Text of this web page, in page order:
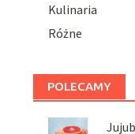
Kulinaria
Różne
POLECAMY